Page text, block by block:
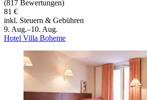
(817 Bewertungen)
81 €
inkl. Steuern & Gebühren
9. Aug.–10. Aug.
Hotel Villa Boheme